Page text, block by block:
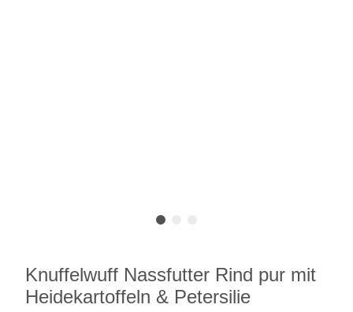
Knuffelwuff Nassfutter Rind pur mit
Heidekartoffeln & Petersilie